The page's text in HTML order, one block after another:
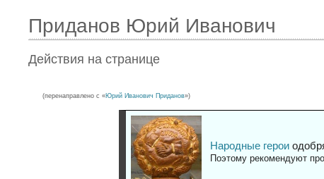
Приданов Юрий Иванович
Действия на странице
(перенаправлено с «Юрий Иванович Приданов»)
Народные герои
Поэтому рекомендуют